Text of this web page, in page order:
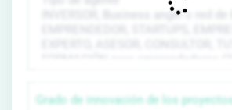
Grado de innovación de los